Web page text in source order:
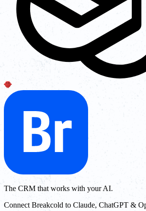
The CRM that works with your AI.
Connect Breakcold to Claude, ChatGPT &